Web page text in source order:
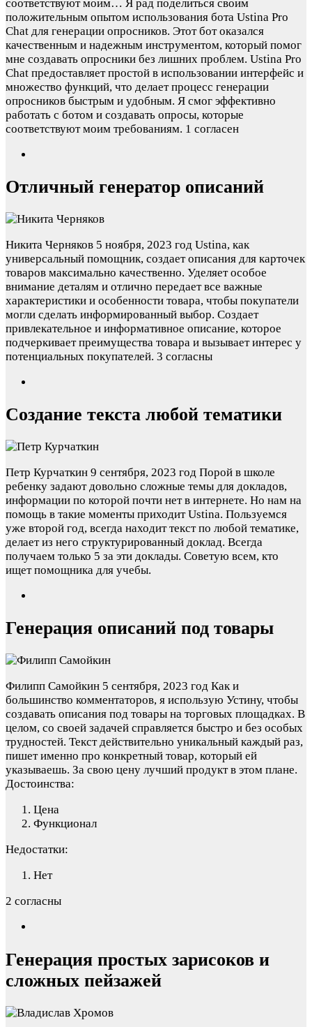
соответствуют моим… Я рад поделиться своим
положительным опытом использования бота Ustina Pro
Chat для генерации опросников. Этот бот оказался
качественным и надежным инструментом, который помог
мне создавать опросники без лишних проблем. Ustina Pro
Chat предоставляет простой в использовании интерфейс и
множество функций, что делает процесс генерации
опросников быстрым и удобным. Я смог эффективно
работать с ботом и создавать опросы, которые
соответствуют моим требованиям. 1 согласен
Отличный генератор описаний
Никита Черняков 5 ноября, 2023 год Ustina, как
универсальный помощник, создает описания для карточек
товаров максимально качественно. Уделяет особое
внимание деталям и отлично передает все важные
характеристики и особенности товара, чтобы покупатели
могли сделать информированный выбор. Создает
привлекательное и информативное описание, которое
подчеркивает преимущества товара и вызывает интерес у
потенциальных покупателей. 3 согласны
Создание текста любой тематики
Петр Курчаткин 9 сентября, 2023 год Порой в школе
ребенку задают довольно сложные темы для докладов,
информации по которой почти нет в интернете. Но нам на
помощь в такие моменты приходит Ustina. Пользуемся
уже второй год, всегда находит текст по любой тематике,
делает из него структурированный доклад. Всегда
получаем только 5 за эти доклады. Советую всем, кто
ищет помощника для учебы.
Генерация описаний под товары
Филипп Самойкин 5 сентября, 2023 год Как и
большинство комментаторов, я использую Устину, чтобы
создавать описания под товары на торговых площадках. В
целом, со своей задачей справляется быстро и без особых
трудностей. Текст действительно уникальный каждый раз,
пишет именно про конкретный товар, который ей
указываешь. За свою цену лучший продукт в этом плане.
Достоинства:
Цена
Функционал
Недостатки:
Нет
2 согласны
Генерация простых зарисоков и
сложных пейзажей